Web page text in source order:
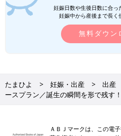
妊娠日数や生後日数に合っ
妊娠中から産後まで長く
無料ダウン
たまひよ 妊娠・出産 出産
ースプラン／誕生の瞬間を形で残す
ＡＢＪマークは、この電